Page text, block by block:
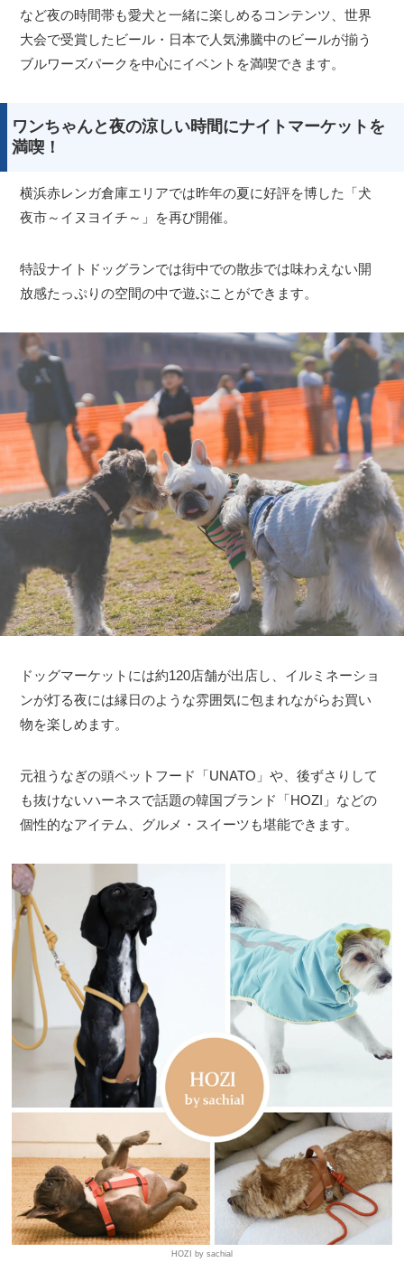
など夜の時間帯も愛犬と一緒に楽しめるコンテンツ、世界
大会で受賞したビール・日本で人気沸騰中のビールが揃う
ブルワーズパークを中心にイベントを満喫できます。
ワンちゃんと夜の涼しい時間にナイトマーケットを
満喫！
横浜赤レンガ倉庫エリアでは昨年の夏に好評を博した「犬
夜市～イヌヨイチ～」を再び開催。
特設ナイトドッグランでは街中での散歩では味わえない開
放感たっぷりの空間の中で遊ぶことができます。
ドッグマーケットには約120店舗が出店し、イルミネーショ
ンが灯る夜には縁日のような雰囲気に包まれながらお買い
物を楽しめます。
元祖うなぎの頭ペットフード「UNATO」や、後ずさりして
も抜けないハーネスで話題の韓国ブランド「HOZI」などの
個性的なアイテム、グルメ・スイーツも堪能できます。
HOZI by sachial